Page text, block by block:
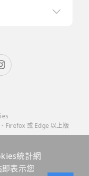
Firefox 或 Edge 以上版
統計網
表示您